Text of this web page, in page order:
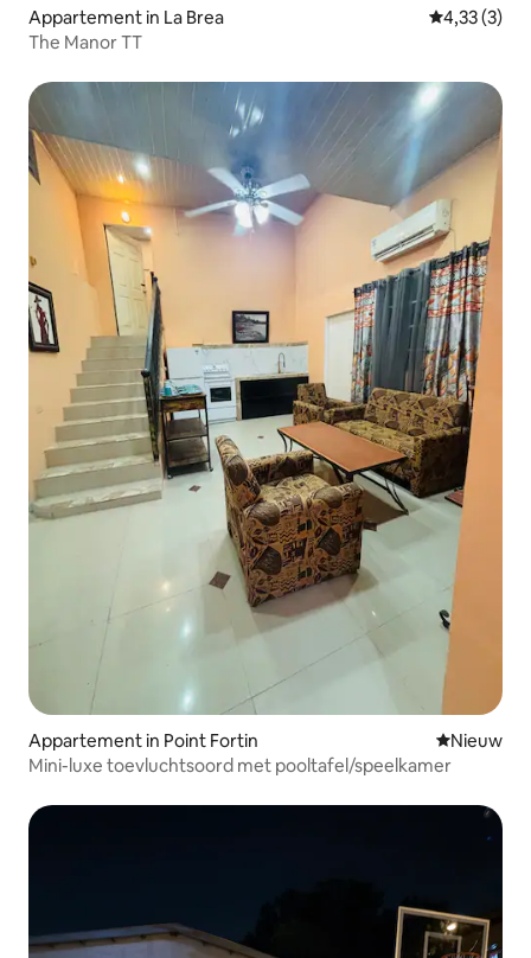
Appartement in La Brea
4,33 (3)
The Manor TT
Appartement in Point Fortin Nieuwe
Nieuw
Mini-luxe toevluchtsoord met pooltafel/speelkamer